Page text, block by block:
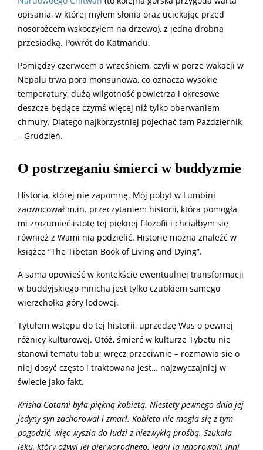
opisania, w której myłem słonia oraz uciekając przed
nosorożcem wskoczyłem na drzewo), z jedną drobną
przesiadką. Powrót do Katmandu.
Pomiędzy czerwcem a wrześniem, czyli w porze wakacji w
Nepalu trwa pora monsunowa, co oznacza wysokie
temperatury, dużą wilgotność powietrza i okresowe
deszcze będące czymś więcej niż tylko oberwaniem
chmury. Dlatego najkorzystniej pojechać tam Październik
– Grudzień.
O postrzeganiu śmierci w buddyzmie
Historia, której nie zapomnę. Mój pobyt w Lumbini
zaowocował m.in. przeczytaniem historii, która pomogła
mi zrozumieć istotę tej pięknej filozofii i chciałbym się
również z Wami nią podzielić. Historię można znaleźć w
książce “The Tibetan Book of Living and Dying”.
A sama opowieść w kontekście ewentualnej transformacji
w buddyjskiego mnicha jest tylko czubkiem samego
wierzchołka góry lodowej.
Tytułem wstępu do tej historii, uprzedzę Was o pewnej
różnicy kulturowej. Otóż, śmierć w kulturze Tybetu nie
stanowi tematu tabu; wręcz przeciwnie – rozmawia sie o
niej dosyć często i traktowana jest… najzwyczajniej w
świecie jako fakt.
Krisha Gotami była piękną kobietą. Niestety pewnego dnia jej
jedyny syn zachorował i zmarł. Kobieta nie mogła się z tym
pogodzić, więc wyszła do ludzi z niezwykłą prośbą. Szukała
leku, który ożywi jej pierworodnego. Jedni ją ignorowali, inni